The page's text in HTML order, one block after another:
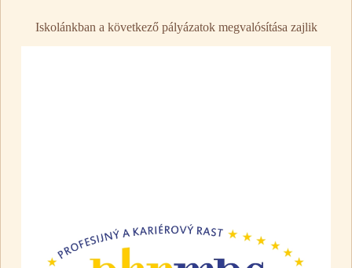
Iskolánkban a következő pályázatok megvalósítása zajlik